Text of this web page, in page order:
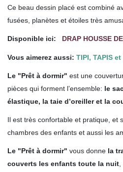
Ce beau dessin placé est combiné
fusées, planètes et étoiles très
Disponible ici: DRAP HOUSSE
Vous aimerez aussi: TIPI, TAPIS et
Le "Prêt à dormir" est une
pièces qui forment l’ensemble: le
élastique, la taie d’oreiller et la
Il est très confortable et pratique, et
chambres des enfants et aussi les
Le "Prêt à dormir" vous donne la
couverts les enfants toute la nuit